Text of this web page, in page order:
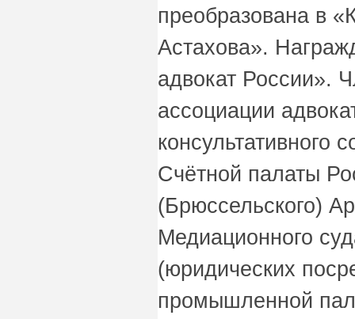
преобразована в
Астахова».
адвокат России».
ассоциации
консультативного
Счётной палаты
(Брюссельского)
Медиационного
(юридических
промышленной